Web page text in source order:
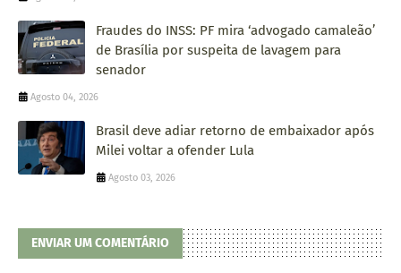
Fraudes do INSS: PF mira ‘advogado camaleão’
de Brasília por suspeita de lavagem para
senador
Agosto 04, 2026
Brasil deve adiar retorno de embaixador após
Milei voltar a ofender Lula
Agosto 03, 2026
ENVIAR UM COMENTÁRIO